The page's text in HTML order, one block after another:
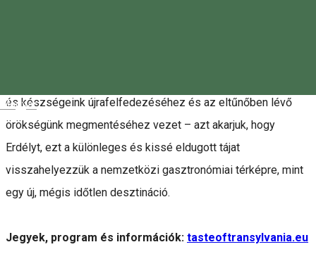
Magyar
és készségeink újrafelfedezéséhez és az eltűnőben lévő
örökségünk megmentéséhez vezet – azt akarjuk, hogy
Erdélyt, ezt a különleges és kissé eldugott tájat
visszahelyezzük a nemzetközi gasztronómiai térképre, mint
egy új, mégis időtlen desztináció.
Jegyek, program és információk: tasteoftransylvania.eu